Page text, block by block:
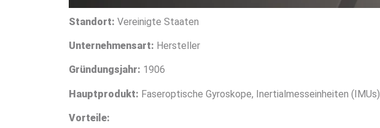
Standort: Vereinigte Staaten
Unternehmensart: Hersteller
Gründungsjahr: 1906
Hauptprodukt: Faseroptische Gyroskope, Inertialmesseinheiten (IMUs)
Vorteile: